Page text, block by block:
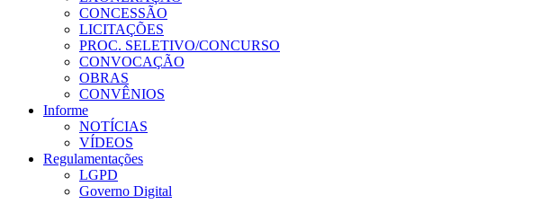
CONCESSÃO
LICITAÇÕES
PROC. SELETIVO/CONCURSO
CONVOCAÇÃO
OBRAS
CONVÊNIOS
Informe
NOTÍCIAS
VÍDEOS
Regulamentações
LGPD
Governo Digital